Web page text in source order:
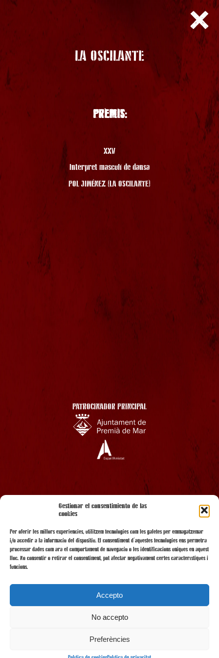
Gestionar el consentimiento de las
cookies
Per oferir les millors experiències, utilitzem tecnologies com les galetes per emmagatzemar
i/o accedir a la informació del dispositiu. El consentiment d'aquestes tecnologies ens permetrà
processar dades com ara el comportament de navegació o les identificacions úniques en aquest
lloc. No consentir o retirar el consentiment, pot afectar negativament certes característiques i
funcions.
Accepto
No accepto
Preferències
LA OSCILANTE
PREMIS:
XXV
Intèrpret masculí de dansa
POL JIMÉNEZ (LA OSCILANTE)
PATROCINADOR PRINCIPAL
AMB EL SUPORT
AMB LA COL·LABORACIÓ